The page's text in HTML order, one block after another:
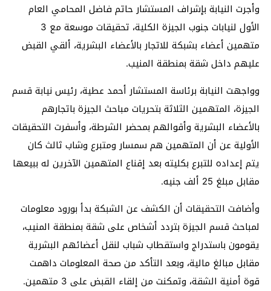
وأجرت النيابة بإشراف المستشار حاتم فاضل المحامي العام
الأول لنيابات جنوب الجيزة الكلية، تحقيقات موسعة مع 3
متهمين أعضاء بشبكة للاتجار بالأعضاء البشرية، ألقي القبض
عليهم داخل شقة بمنطقة المنيب.
وواجهت النيابة برئاسة المستشار أحمد عطية، رئيس نيابة قسم
الجيزة، المتهمين الثلاثة بتحريات مباحث الجيزة باتجارهم
بالأعضاء البشرية وأقوالهم بمحضر الشرطة، وأسفرت التحقيقات
الأولية عن أن المتهمين هم سمسار ومتبرع وشاب ثالث كان
يتم إعداده للتبرع بكليته بعد إقناع المتهمين الآخرين له ببيعها
مقابل مبلغ 25 ألف جنيه.
وأضافت التحقيقات أن الكشف عن الشبكة بدأ بورود معلومات
لمباحث قسم الجيزة بتردد أشخاص على شقة بمنطقة المنيب،
يقومون باستدراج واستقطاب شباب لنقل أعضائهم البشرية
مقابل مبالغ مالية، وبعد التأكد من صحة المعلومات داهمت
قوة أمنية الشقة، وتمكنت من إلقاء القبض على 3 متهمين.